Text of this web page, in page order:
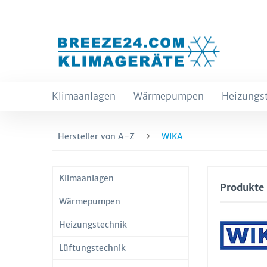
Klimaanlagen Wärmepumpen
Hersteller von A-Z WIKA
Klimaanlagen
Wärmepumpen
Heizungstechnik
Lüftungstechnik
Produkte